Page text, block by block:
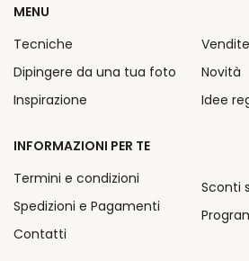
MENU
Tecniche
Dipingere da una tua foto
Inspirazione
Vendite
Novità
Idee
INFORMAZIONI PER TE
Termini e condizioni
Spedizioni e Pagamenti
Contatti
Sconti